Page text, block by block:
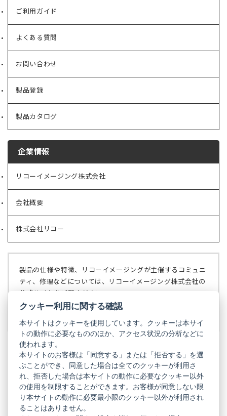
ご利用ガイド
よくある質問
お問い合わせ
製品登録
製品カタログ
企業情報
リコーイメージング株式会社
（新
タ
ブ
で
開
く）
会社概要
（新
タ
ブ
で
く）
株式会社リコー
（新
ブ
で
開
製品の仕様や特徴、リコーイメージングが主催するコミュニ
ティ、修理などについては、リコーイメージング株式会社の
公式サイトをご覧ください。
リコーイメージング株式会社の公式サイト
（新
し
い
タ
ブ
で
開
く）
PENTAX
PENTAX
の
公
式
LINE（新
PENTAX
の
公
PENTAX
の
公
PENTAX
の
公
PENTAX
の
公
クッキー利用に関する確認
本サイトはクッキーを使用しています。クッキーは本サイ
トの動作に必要なもののほか、アクセス状況の分析などに
使われます。
本サイトのお客様は「同意する」または「拒否する」を選
ぶことができ、同意した場合は全てのクッキーが利用さ
れ、拒否した場合は本サイトの動作に必要なクッキー以外
の使用を制限することができます。お客様が同意しない限
り本サイトの動作に必要最小限のクッキー以外が利用され
ることはありません。